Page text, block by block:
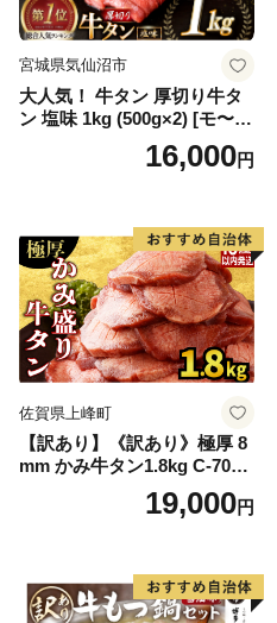
宮城県気仙沼市
大人気！ 牛タン 厚切り牛タ
ン 塩味 1kg (500g×2) [モ〜ラ
ンド 宮城県 気仙沼市 205646
60] 肉 牛肉 精肉 牛たん 牛タ
厚切り タン
16,000円
佐賀県上峰町
【訳あり】《訳あり》極厚 8
mm かみ牛タン1.8kg C-709-
19,000円